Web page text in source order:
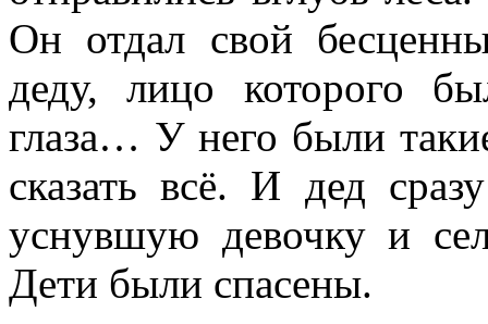
Он отдал свой
деду, лицо которого
глаза… У него были
сказать всё. И дед
уснувшую девочку и
Дети были спасены.